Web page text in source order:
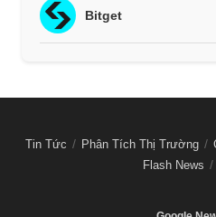
Bitget
Tin Tức Phân Tích Thị Trường
Flash News